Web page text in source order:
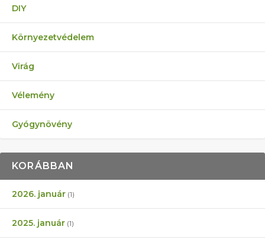
DIY
Környezetvédelem
Virág
Vélemény
Gyógynövény
KORÁBBAN
2026. január (1)
2025. január (1)